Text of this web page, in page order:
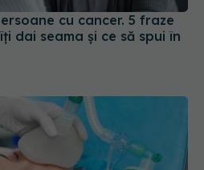
cu cancer. 5 fraze
dai seama și ce să spui în